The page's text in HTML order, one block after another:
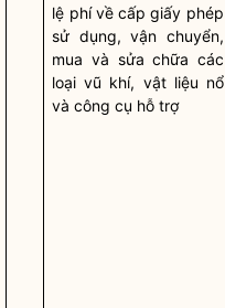
lệ phí về cấp giấy phép
sử dụng, vận chuyển,
mua và sửa chữa các
loại vũ khí, vật liệu nổ
và công cụ hỗ trợ